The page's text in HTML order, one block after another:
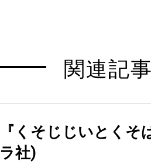
関連記
『くそじじいとく
ラ社)